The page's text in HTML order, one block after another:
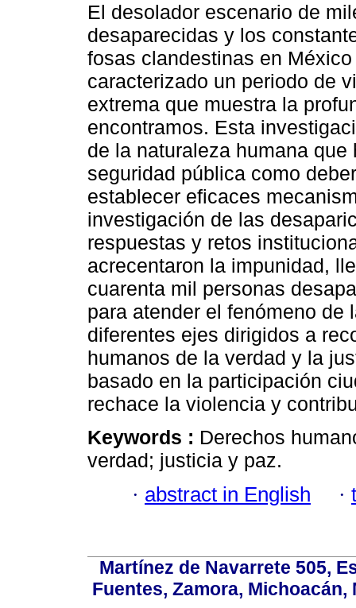
El desolador escenario de
desaparecidas y los
fosas clandestinas en
caracterizado un periodo de
extrema que muestra la
encontramos. Esta
de la naturaleza humana
seguridad pública como
establecer eficaces
investigación de las
respuestas y retos
acrecentaron la impunidad,
cuarenta mil personas
para atender el fenómeno de
diferentes ejes dirigidos a
humanos de la verdad y la
basado en la participación
rechace la violencia y
Keywords : Derechos
verdad; justicia y paz.
· abstract in English ·
Martínez de Navarrete 505,
Fuentes, Zamora, Michoacán,